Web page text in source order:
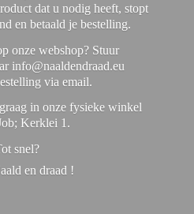
dat u nodig heeft, stopt
en betaald je bestelling.
onze webshop? Stuur
info@naaldendraad.eu
via email.
in onze fysieke winkel
Kerklei 1.
snel?
en draad !